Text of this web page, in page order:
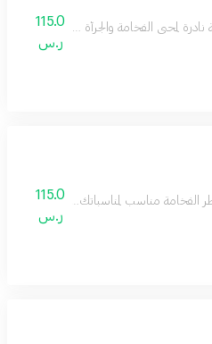
لمحبي الفخامة والجرأة مزيج من رائحة
115.0
ر.س
الفخامة مناسب لمناسباتك الفخمة يثبت
115.0
ر.س